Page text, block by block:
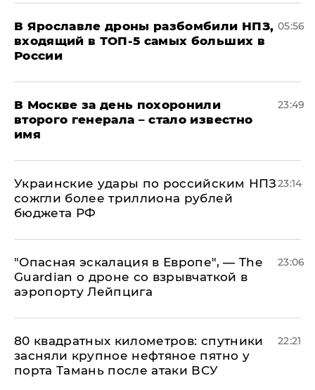
В Ярославле дроны разбомбили НПЗ,
входящий в ТОП-5 самых больших в
России
05:56
В Москве за день похоронили
второго генерала – стало известно
имя
23:49
Украинские удары по российским НПЗ
сожгли более триллиона рублей
бюджета РФ
23:14
"Опасная эскалация в Европе", — The
Guardian о дроне со взрывчаткой в
аэропорту Лейпцига
23:06
80 квадратных километров: спутники
засняли крупное нефтяное пятно у
порта Тамань после атаки ВСУ
22:21